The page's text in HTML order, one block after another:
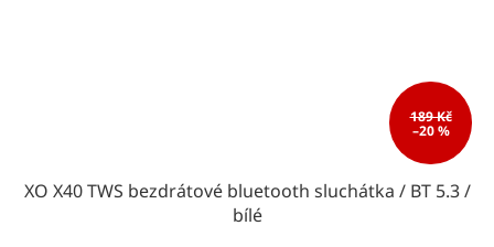
189 Kč
–20 %
XO X40 TWS bezdrátové bluetooth sluchátka / BT 5.3 /
bílé